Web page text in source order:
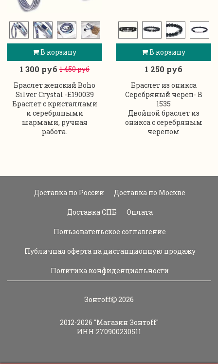
В корзину
1 300 руб 1 450 руб
Браслет женский Boho
Silver Crystal -E190039
Браслет с кристаллами
и серебряными
шармами, ручная
работа.
В корзину
1 250 руб
Браслет из оникса
Серебряный череп- B
1535
Двойной браслет из
оникса с серебряным
черепом
Доставка по России Доставка по Москве
Доставка СПБ Оплата
Пользовательское соглашение
Публичная оферта на дистанционную продажу
Политика конфиденциальности
Зонтoff 2026
2012-2026 "Магазин Зонтoff"
ИНН 270900230511